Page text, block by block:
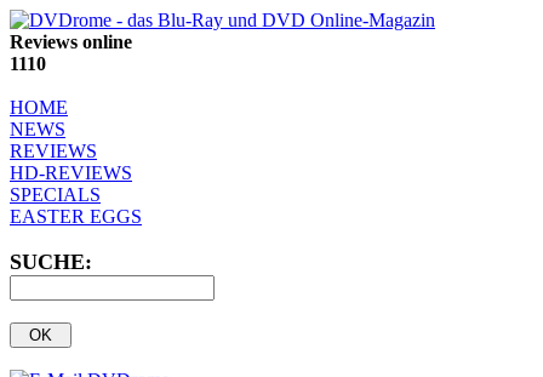
Reviews online
1110
HOME
NEWS
REVIEWS
HD-REVIEWS
SPECIALS
EASTER EGGS
SUCHE: